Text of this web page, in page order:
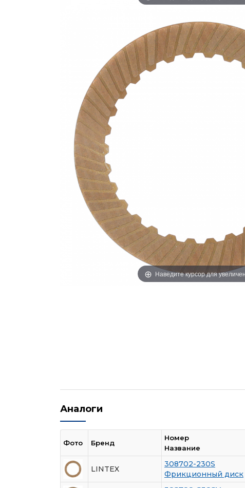
Наведите курсор для
Аналоги
Фото Бренд
Номер
Название
LINTEX
308702-230S
Фрикционный диск